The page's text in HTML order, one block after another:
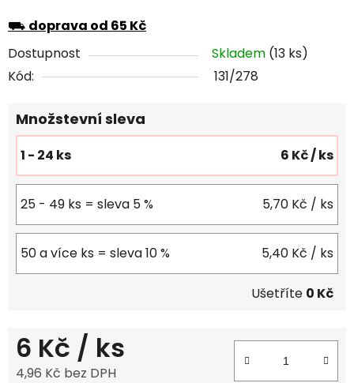
⛟ doprava od 65 Kč
Dostupnost
Skladem (13 ks)
Kód:
131/278
Množstevní sleva
1 - 24 ks 6 Kč/ ks
25 - 49 ks = sleva 5 % 5,70 Kč / ks
50 a více ks = sleva 10 % 5,40 Kč / ks
Ušetříte 0 Kč
6 Kč / ks
4,96 Kč bez DPH